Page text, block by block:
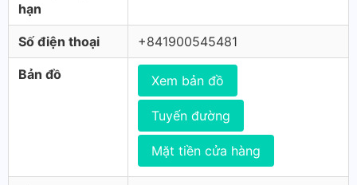
hạn
Số điện thoại +841900545481
Bản đồ Xem bản đồ
Tuyến đường
Mặt tiền cửa hàng